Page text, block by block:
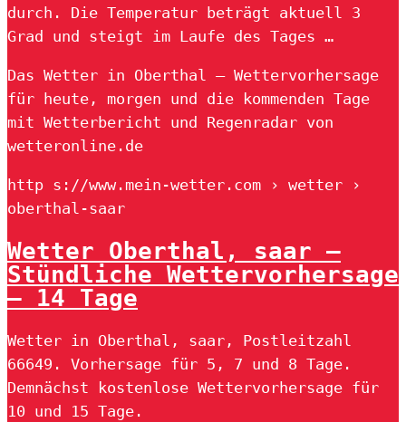
durch. Die Temperatur beträgt aktuell 3
Grad und steigt im Laufe des Tages …
Das Wetter in Oberthal – Wettervorhersage
für heute, morgen und die kommenden Tage
mit Wetterbericht und Regenradar von
wetteronline.de
http s://www.mein-wetter.com › wetter ›
oberthal-saar
Wetter Oberthal, saar –
Stündliche Wettervorhersage
– 14 Tage
Wetter in Oberthal, saar, Postleitzahl
66649. Vorhersage für 5, 7 und 8 Tage.
Demnächst kostenlose Wettervorhersage für
10 und 15 Tage.